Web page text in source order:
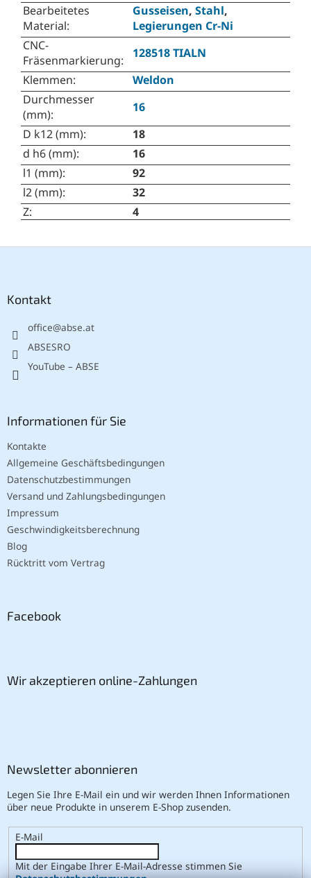
Bearbeitetes
Material:
Gusseisen, Stahl,
Legierungen Cr-Ni
CNC-
Fräsenmarkierung:
128518 TIALN
Klemmen:
Weldon
Durchmesser
(mm):
16
D k12 (mm):
18
d h6 (mm):
16
l1 (mm):
92
l2 (mm):
32
Z: 4
Kontakt
office@abse.at
ABSESRO
YouTube – ABSE
Informationen für Sie
Kontakte
Allgemeine Geschäftsbedingungen
Datenschutzbestimmungen
Versand und Zahlungsbedingungen
Impressum
Geschwindigkeitsberechnung
Blog
Rücktritt vom Vertrag
Facebook
Wir akzeptieren online-Zahlungen
Newsletter abonnieren
Legen Sie Ihre E-Mail ein und wir werden Ihnen Informationen
über neue Produkte in unserem E-Shop zusenden.
E-Mail
Mit der Eingabe Ihrer E-Mail-Adresse stimmen Sie